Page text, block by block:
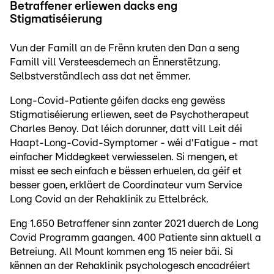
Betraffener erliewen dacks eng
Stigmatiséierung
Vun der Famill an de Frënn kruten den Dan a seng
Famill vill Versteesdemech an Ënnerstëtzung.
Selbstverständlech ass dat net ëmmer.
Long-Covid-Patiente géifen dacks eng gewëss
Stigmatiséierung erliewen, seet de Psychotherapeut
Charles Benoy. Dat léich dorunner, datt vill Leit déi
Haapt-Long-Covid-Symptomer - wéi d'Fatigue - mat
einfacher Middegkeet verwiesselen. Si mengen, et
misst ee sech einfach e bëssen erhuelen, da géif et
besser goen, erkläert de Coordinateur vum Service
Long Covid an der Rehaklinik zu Ettelbréck.
Eng 1.650 Betraffener sinn zanter 2021 duerch de Long
Covid Programm gaangen. 400 Patiente sinn aktuell a
Betreiung. All Mount kommen eng 15 neier bäi. Si
kënnen an der Rehaklinik psychologesch encadréiert